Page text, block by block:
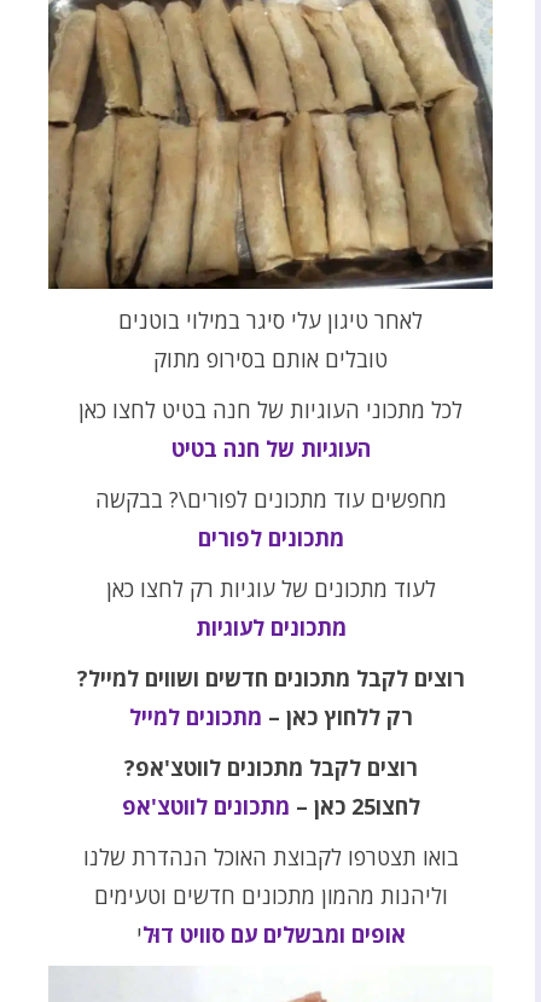
לאחר טיגון עלי סיגר במילוי בוטנים
טובלים אותם בסירופ מתוק
לכל מתכוני העוגיות של חנה בטיט לחצו כאן
העוגיות של חנה בטיט
מחפשים עוד מתכונים לפורים\? בבקשה
מתכונים לפורים
לעוד מתכונים של עוגיות רק לחצו כאן
מתכונים לעוגיות
רוצים לקבל מתכונים חדשים ושווים למייל?
רק ללחוץ כאן – מתכונים למייל
רוצים לקבל מתכונים לווטצ'אפ?
לחצו25 כאן –
מתכונים לווטצ'אפ
בואו תצטרפו לקבוצת האוכל הנהדרת שלנו
וליהנות מהמון מתכונים חדשים וטעימים
אופים ומבשלים עם סוויט דוּלי